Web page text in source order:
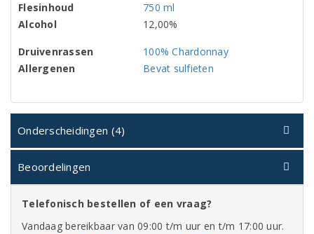
Flesinhoud
750 ml
Alcohol
12,00%
Druivenrassen
100% Chardonnay
Allergenen
Bevat sulfieten
Onderscheidingen (4)
Beoordelingen
Telefonisch bestellen of een vraag?
Vandaag bereikbaar van 09:00 t/m uur en t/m 17:00 uur.